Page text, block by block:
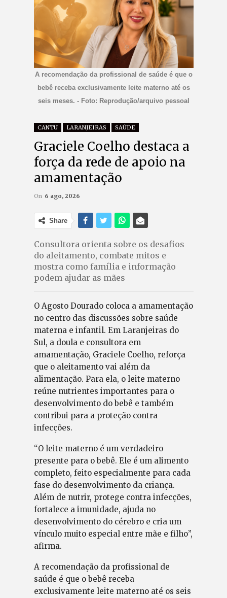
A recomendação da profissional de saúde é que o
bebê receba exclusivamente leite materno até os
seis meses. - Foto: Reprodução/arquivo pessoal
CANTU LARANJEIRAS SAÚDE
Graciele Coelho destaca a
força da rede de apoio na
amamentação
On 6 ago, 2026
Share
Consultora orienta sobre os desafios
do aleitamento, combate mitos e
mostra como família e informação
podem ajudar as mães
O Agosto Dourado coloca a amamentação
no centro das discussões sobre saúde
materna e infantil. Em Laranjeiras do
Sul, a doula e consultora em
amamentação, Graciele Coelho, reforça
que o aleitamento vai além da
alimentação. Para ela, o leite materno
reúne nutrientes importantes para o
desenvolvimento do bebê e também
contribui para a proteção contra
infecções.
“O leite materno é um verdadeiro
presente para o bebê. Ele é um alimento
completo, feito especialmente para cada
fase do desenvolvimento da criança.
Além de nutrir, protege contra infecções,
fortalece a imunidade, ajuda no
desenvolvimento do cérebro e cria um
vínculo muito especial entre mãe e filho”,
afirma.
A recomendação da profissional de
saúde é que o bebê receba
exclusivamente leite materno até os seis